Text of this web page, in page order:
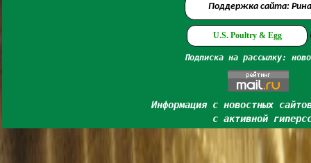
Поддержка сайта:
U.S. Poultry & Egg
Подписка на рассылку:
Информация с новостных
с активной